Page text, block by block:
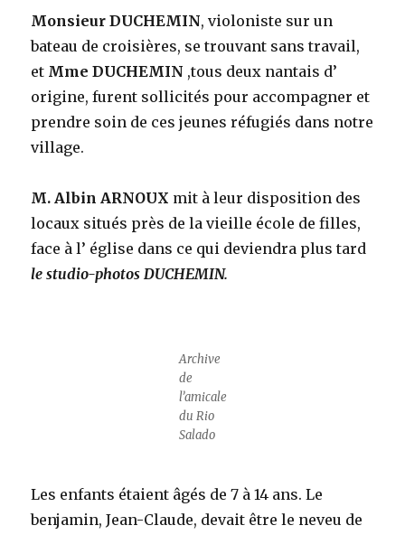
Monsieur DUCHEMIN, violoniste sur un
bateau de croisières, se trouvant sans travail,
et Mme DUCHEMIN ,tous deux nantais d’
origine, furent sollicités pour accompagner et
prendre soin de ces jeunes réfugiés dans notre
village.
M. Albin ARNOUX mit à leur disposition des
locaux situés près de la vieille école de filles,
face à l’ église dans ce qui deviendra plus tard
le studio-photos DUCHEMIN.
Archive
de
l’amicale
du Rio
Salado
Les enfants étaient âgés de 7 à 14 ans. Le
benjamin, Jean-Claude, devait être le neveu de